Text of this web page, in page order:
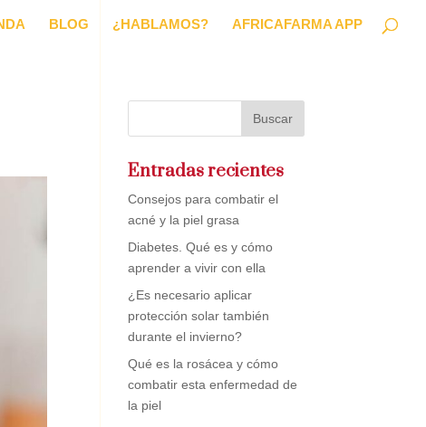
BLOG ¿HABLAMOS? AFRICAFARMA APP
Entradas recientes
Consejos para combatir el
acné y la piel grasa
Diabetes. Qué es y cómo
aprender a vivir con ella
¿Es necesario aplicar
protección solar también
durante el invierno?
Qué es la rosácea y cómo
combatir esta enfermedad de
la piel